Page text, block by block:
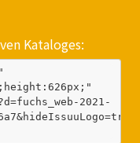
Kataloges:
2021-